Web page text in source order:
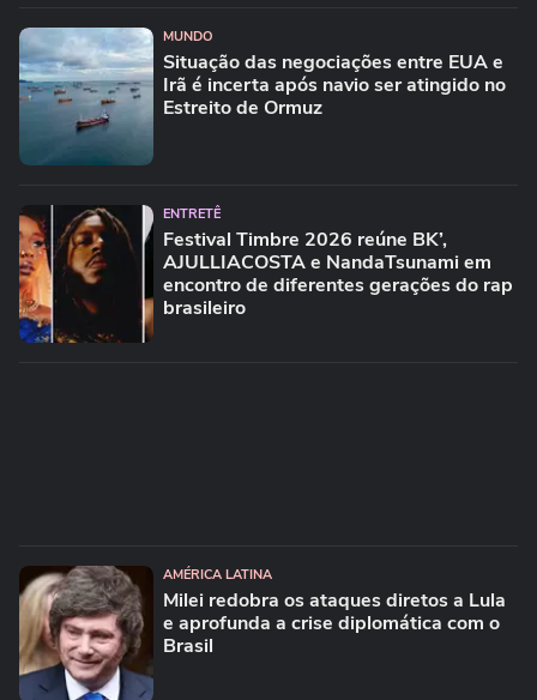
MUNDO
Situação das negociações entre EUA e
Irã é incerta após navio ser atingido no
Estreito de Ormuz
ENTRETÊ
Festival Timbre 2026 reúne BK’,
AJULLIACOSTA e NandaTsunami em
encontro de diferentes gerações do rap
brasileiro
AMÉRICA LATINA
Milei redobra os ataques diretos a Lula
e aprofunda a crise diplomática com o
Brasil